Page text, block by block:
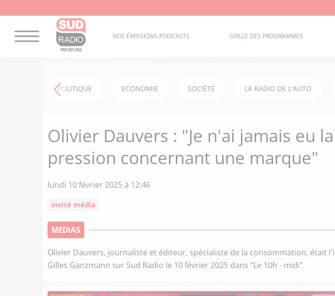
NOS ÉMISSIONS-PODCASTS GRILLE DES PROGRAMMES
POLITIQUE ECONOMIE SOCIÉTÉ LA RADIO DE L'AUTO
Olivier Dauvers : "Je n'ai jamais eu
pression concernant une marque"
lundi 10 février 2025 à 12:46
invité média
MEDIAS
Olivier Dauvers, journaliste et éditeur, spécialiste de la consommation, était
Gilles Ganzmann sur Sud Radio le 10 février 2025 dans "Le 10h - midi".